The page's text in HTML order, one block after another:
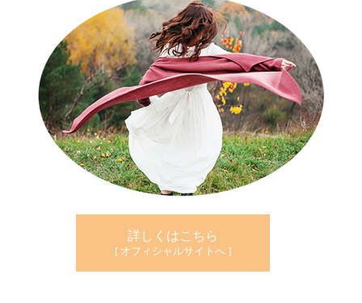
詳しくはこちら
[ オフィシャルサイトへ ]